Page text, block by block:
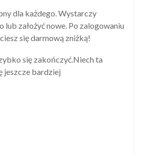
dla każdego. Wystarczy
założyć nowe. Po zalogowaniu
się darmową zniżką!
się zakończyć.Niech ta
jeszcze bardziej